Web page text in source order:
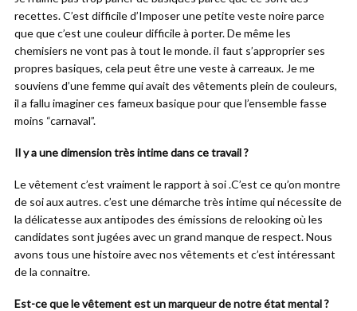
recettes. C’est difficile d’Imposer une petite veste noire parce
que que c’est une couleur difficile à porter. De même les
chemisiers ne vont pas à tout le monde. iI faut s’approprier ses
propres basiques, cela peut être une veste à carreaux. Je me
souviens d’une femme qui avait des vêtements plein de couleurs,
il a fallu imaginer ces fameux basique pour que l’ensemble fasse
moins “carnaval”.
Il y a une dimension très intime dans ce travail ?
Le vêtement c’est vraiment le rapport à soi .C’est ce qu’on montre
de soi aux autres. c’est une démarche très intime qui nécessite de
la délicatesse aux antipodes des émissions de relooking où les
candidates sont jugées avec un grand manque de respect. Nous
avons tous une histoire avec nos vêtements et c’est intéressant
de la connaitre.
Est-ce que le vêtement est un marqueur de notre état mental ?